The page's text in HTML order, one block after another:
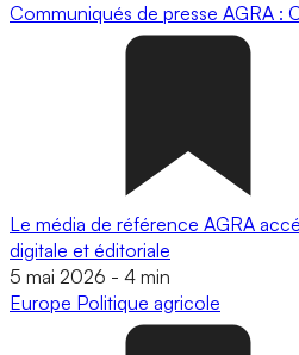
Communiqués de presse AGRA :
Le média de référence AGRA
digitale et éditoriale
5 mai 2026 - 4 min
Europe Politique agricole